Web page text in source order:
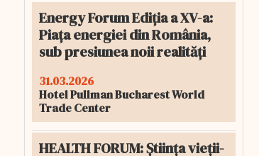
Energy Forum Ediția a XV-a:
Piața energiei din România,
sub presiunea noii realități
31.03.2026
Hotel Pullman Bucharest World
Trade Center
HEALTH FORUM: Știința vieții-